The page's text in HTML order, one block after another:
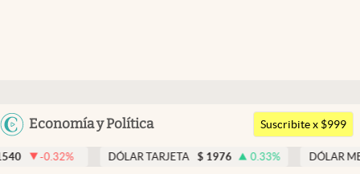
Argentina
Economía y Política
Members
Economía y Política
Suscribite x $999
DÓLAR TARJETA $ 1976 0.33% DÓLAR MEP 1518,45